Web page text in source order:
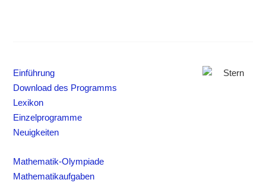
Einführung
Download des Programms
Lexikon
Einzelprogramme
Neuigkeiten
Mathematik-Olympiade
Mathematikaufgaben